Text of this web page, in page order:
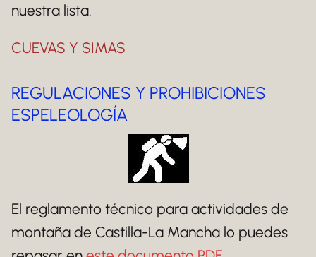
nuestra lista.
CUEVAS Y SIMAS
REGULACIONES Y PROHIBICIONES
ESPELEOLOGÍA
El reglamento técnico para actividades de
montaña de Castilla-La Mancha lo puedes